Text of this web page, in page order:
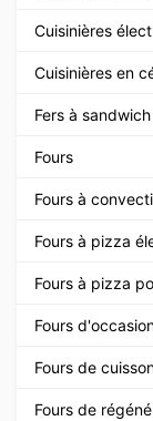
Cuisinières
Cuisinières en
Fers à
Fours
Fours à
Fours à pizza
Fours à pizza
Fours
Fours de
Fours de